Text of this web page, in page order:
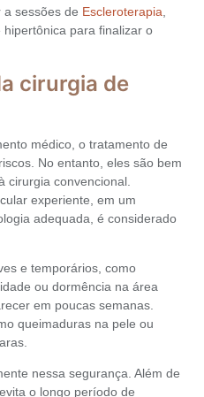
sessões de Escleroterapia
para finalizar o
cirurgia de
médico, o tratamento de
No entanto, eles são bem
cirurgia convencional.
experiente, em um
adequada, é considerado
e temporários, como
ou dormência na área
em poucas semanas.
queimaduras na pele ou
nessa segurança. Além de
o longo período de